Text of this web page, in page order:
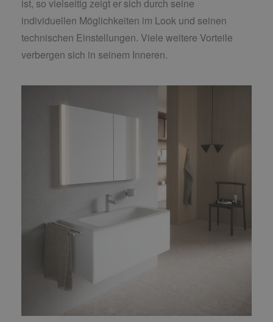
ist, so vielseitig zeigt er sich durch seine
individuellen Möglichkeiten im Look und seinen
technischen Einstellungen. Viele weitere Vorteile
verbergen sich in seinem Inneren.